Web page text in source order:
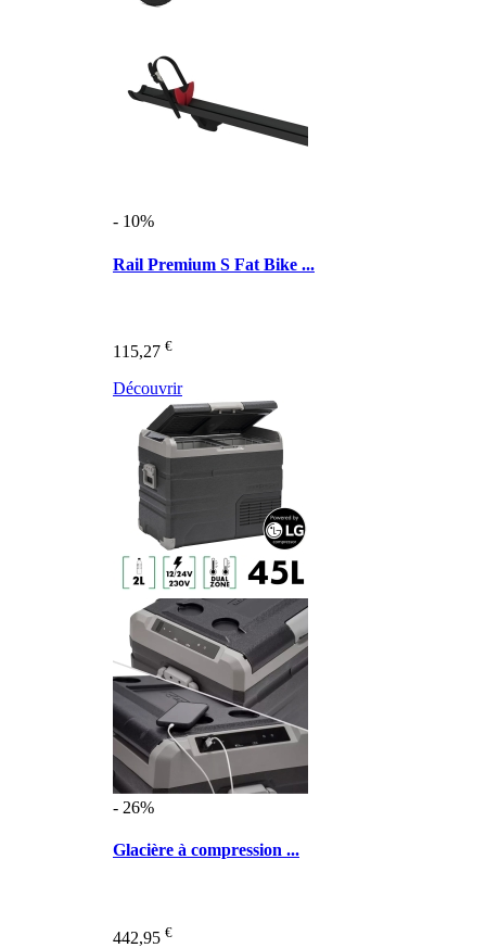
- 10%
Rail Premium S Fat Bike ...
115,27 €
Découvrir
- 26%
Glacière à compression ...
442,95 €